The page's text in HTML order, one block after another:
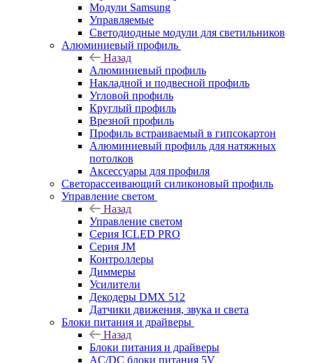
Модули Samsung
Управляемые
Светодиодные модули для светильников
Алюминиевый профиль
Назад
Алюминиевый профиль
Накладной и подвесной профиль
Угловой профиль
Круглый профиль
Врезной профиль
Профиль встраиваемый в гипсокартон
Алюминиевый профиль для натяжных
потолков
Аксессуары для профиля
Светорассеивающий силиконовый профиль
Управление светом
Назад
Управление светом
Серия ICLED PRO
Серия JM
Контроллеры
Диммеры
Усилители
Декодеры DMX 512
Датчики движения, звука и света
Блоки питания и драйверы
Назад
Блоки питания и драйверы
AC/DC блоки питания 5V